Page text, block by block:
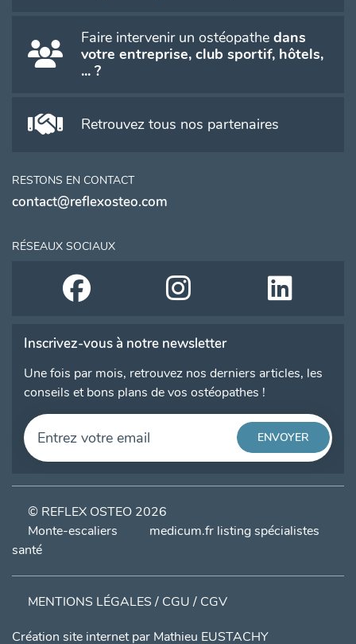
Faire intervenir un ostéopathe dans
votre entreprise, club sportif, hôtels,
... ?
Retrouvez tous nos partenaires
RESTONS EN CONTACT
contact@reflexosteo.com
RÉSEAUX SOCIAUX
Inscrivez-vous à notre newsletter
Une fois par mois, retrouvez nos derniers articles, les
conseils et bons plans de vos ostéopathes !
© REFLEX OSTEO 2026
Monte-escaliers
medicum.fr listing spécialistes
santé
MENTIONS LÉGALES / CGU / CGV
Création site internet par Mathieu EUSTACHY